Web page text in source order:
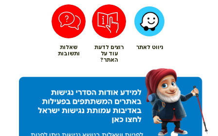
ניווט לאתר
רוצים לדעת
עוד על
האתר?
שאלות
ותשובות